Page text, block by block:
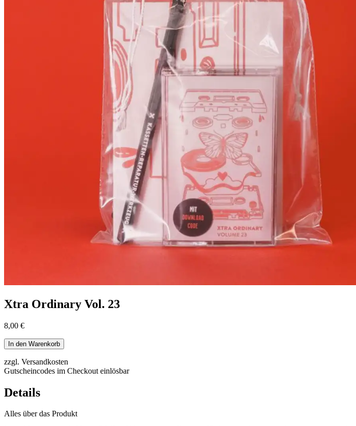
Xtra Ordinary Vol. 23
8,00 €
In den Warenkorb
zzgl. Versandkosten
Gutscheincodes im Checkout einlösbar
Details
Alles über das Produkt